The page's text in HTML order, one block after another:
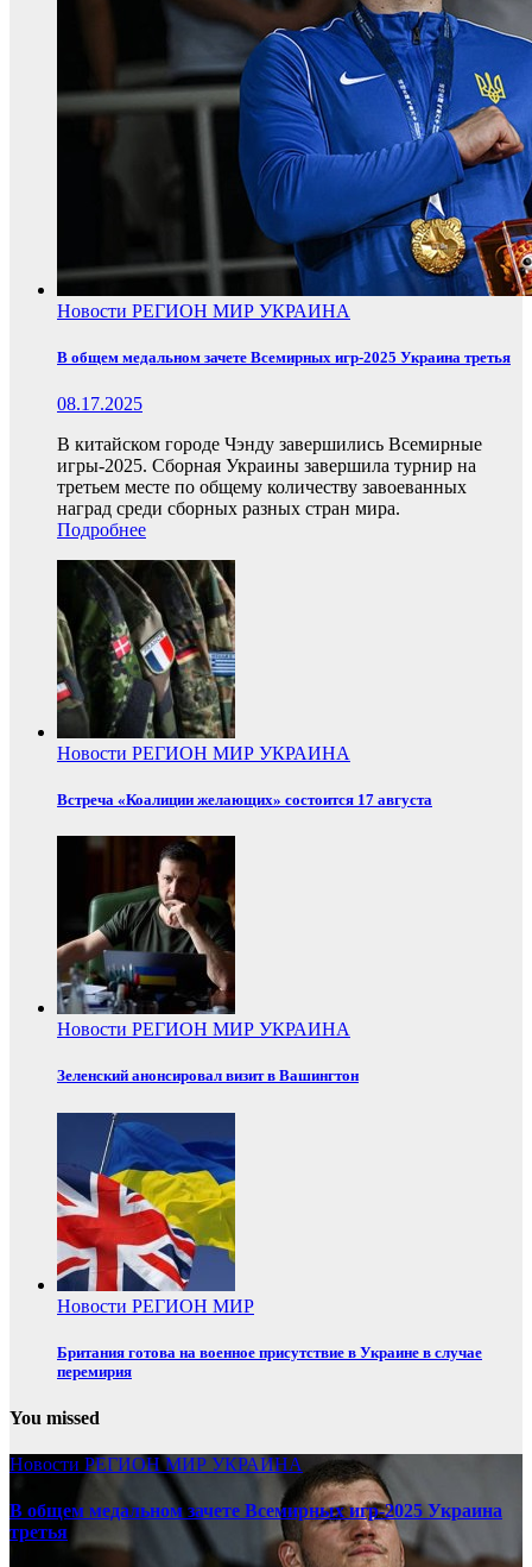
Новости РЕГИОН МИР УКРАИНА
В общем медальном зачете Всемирных игр-2025 Украина третья
08.17.2025
В китайском городе Чэнду завершились Всемирные
игры-2025. Сборная Украины завершила турнир на
третьем месте по общему количеству завоеванных
наград среди сборных разных стран мира.
Подробнее
Новости РЕГИОН МИР УКРАИНА
Встреча «Коалиции желающих» состоится 17 августа
Новости РЕГИОН МИР УКРАИНА
Зеленский анонсировал визит в Вашингтон
Новости РЕГИОН МИР
Британия готова на военное присутствие в Украине в случае
перемирия
You missed
Новости РЕГИОНМИР УКРАИНА
В общем медальном зачете Всемирных игр-2025 Украина
третья